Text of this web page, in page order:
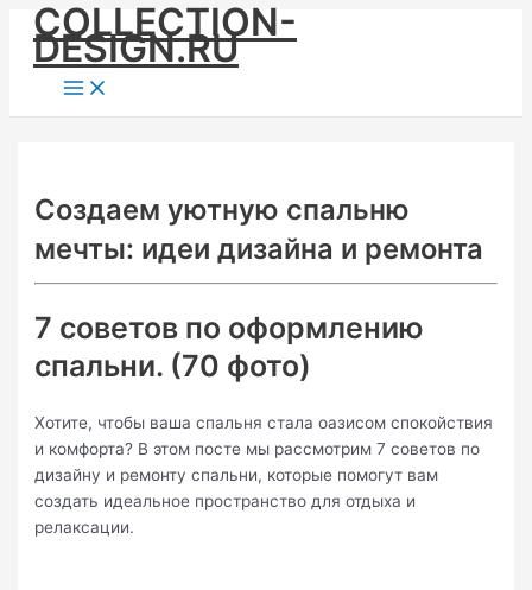
Skip
content
COLLECTION-
DESIGN.RU
Main
Menu
Создаем уютную спальню
мечты: идеи дизайна и ремонта
7 советов по оформлению
спальни. (70 фото)
Хотите, чтобы ваша спальня стала оазисом спокойствия
и комфорта? В этом посте мы рассмотрим 7 советов по
дизайну и ремонту спальни, которые помогут вам
создать идеальное пространство для отдыха и
релаксации.